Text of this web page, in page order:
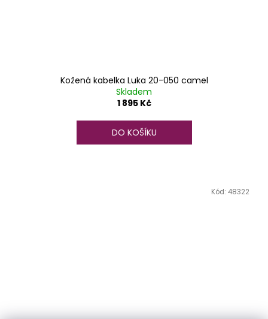
Kožená kabelka Luka 20-050 camel
Skladem
1 895 Kč
DO KOŠÍKU
Kód: 48322